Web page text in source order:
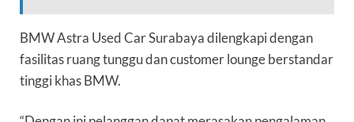
BMW Astra Used Car Surabaya dilengkapi dengan
fasilitas ruang tunggu dan customer lounge berstandar
tinggi khas BMW.